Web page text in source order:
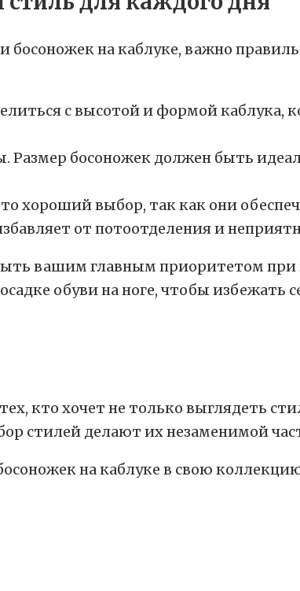
на каблуке, важно
с высотой и формой
босоножек должен быть
хороший выбор, так как они
от потоотделения и
вашим главным приоритетом при
обуви на ноге, чтобы избежать
кто хочет не только выглядеть
стилей делают их незаменимой
на каблуке в свою